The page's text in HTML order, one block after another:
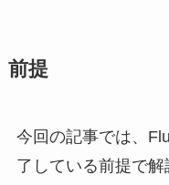
前提
今回の記事では、
了している前提で解